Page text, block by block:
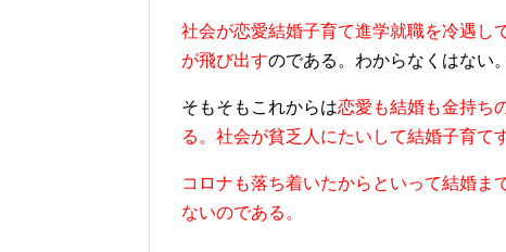
社会が恋愛結婚子育て進学就職を冷遇し
が飛び出すのである。わからなくはない
そもそもこれからは恋愛も結婚も金持ち
る。社会が貧乏人にたいして結婚子育て
コロナも落ち着いたからといって結婚ま
ないのである。